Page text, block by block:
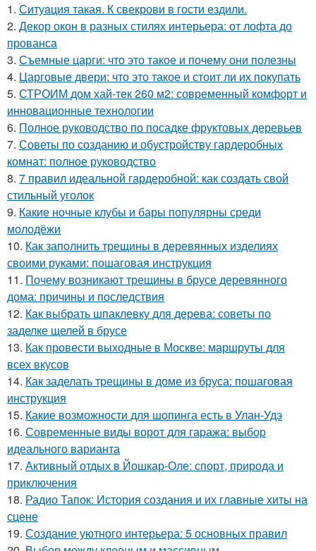
1. Ситуaция такая. К свекрови в гости ездили.
2. Декор окон в разных стилях интерьера: от лофта до
прованса
3. Съемные царги: что это такое и почему они полезны
4. Царговые двери: что это такое и стоит ли их покупать
5. СТРОИМ дом хай-тек 260 м2: современный комфорт и
инновационные технологии
6. Полное руководство по посадке фруктовых деревьев
7. Советы по созданию и обустройству гардеробных
комнат: полное руководство
8. 7 правил идеальной гардеробной: как создать свой
стильный уголок
9. Какие ночные клубы и бары популярны среди
молодёжи
10. Как заполнить трещины в деревянных изделиях
своими руками: пошаговая инструкция
11. Почему возникают трещины в брусе деревянного
дома: причины и последствия
12. Как выбрать шпаклевку для дерева: советы по
заделке щелей в брусе
13. Как провести выходные в Москве: маршруты для
всех вкусов
14. Как заделать трещины в доме из бруса: пошаговая
инструкция
15. Какие возможности для шопинга есть в Улан-Удэ
16. Современные виды ворот для гаража: выбор
идеального варианта
17. Активный отдых в Йошкар-Оле: спорт, природа и
приключения
18. Радио Тапок: История создания и их главные хиты на
сцене
19. Создание уютного интерьера: 5 основных правил